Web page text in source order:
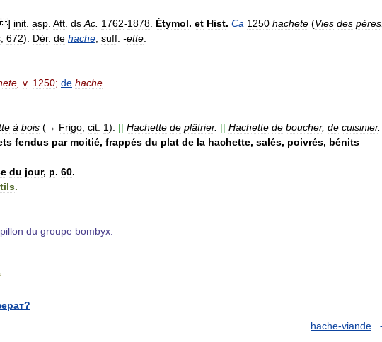
] init asp Att ds Ac 1762-1878 Étymol. et Hist. Ca 1250 hachete (Vies des pères
672). Dér. de hache; suff -ette
v. 1250; de hache
à bois (→ Frigo cit 1). || Hachette de plâtrier. || Hachette de boucher, de cuisinier.
fendus par moitié, frappés du plat de la hachette, salés, poivrés, bénits
du jour, p. 60.
.
du groupe bombyx
hache-viande